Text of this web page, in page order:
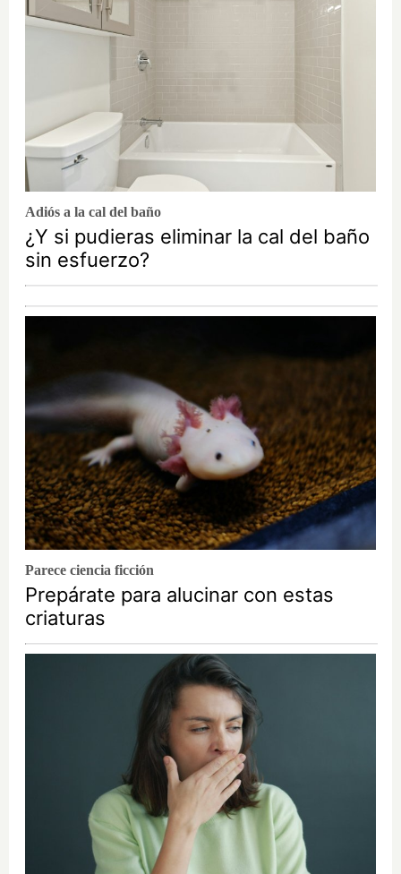
Adiós a la cal del baño
¿Y si pudieras eliminar la cal del baño
sin esfuerzo?
Parece ciencia ficción
Prepárate para alucinar con estas
criaturas